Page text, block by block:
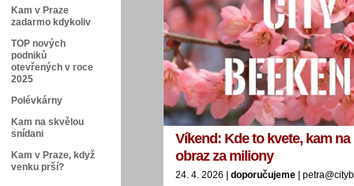
Kam v Praze
zadarmo kdykoliv
TOP nových
podniků
otevřených v roce
2025
Polévkárny
Kam na skvělou
snídani
Kam v Praze, když
venku prší?
Víkend: Kde to kvete, kam
obraz za miliony
24. 4. 2026 | doporučujeme |